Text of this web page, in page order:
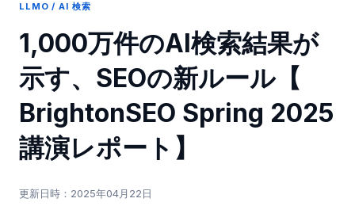
LLMO / AI 検索
1,000万件のAI検索結果が
示す、SEOの新ルール【
BrightonSEO Spring 2025
講演レポート】
更新日時： 2025年04月22日